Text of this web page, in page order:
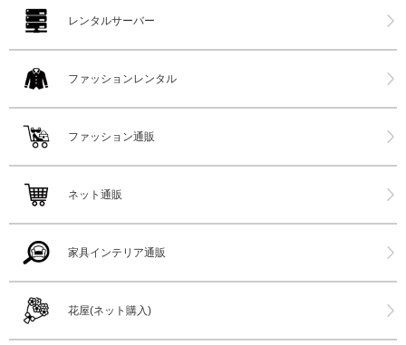
レンタルサーバー
ファッションレンタル
ファッション通販
ネット通販
家具インテリア通販
花屋(ネット購入)